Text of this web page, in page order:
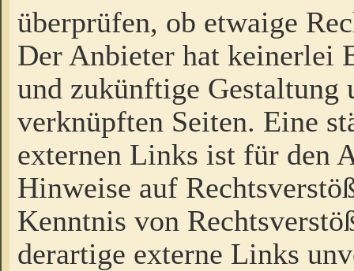
überprüfen, ob etwaige
Der Anbieter hat keinerlei
und zukünftige Gestaltung
verknüpften Seiten. Eine
externen Links ist für den
Hinweise auf
Kenntnis von
derartige externe Links